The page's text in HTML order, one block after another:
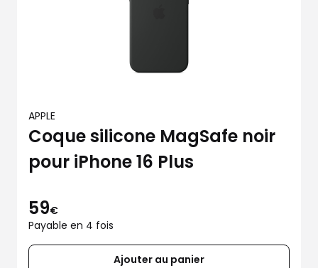
APPLE
Coque silicone MagSafe noir
pour iPhone 16 Plus
59€
Payable en 4 fois
Ajouter au panier